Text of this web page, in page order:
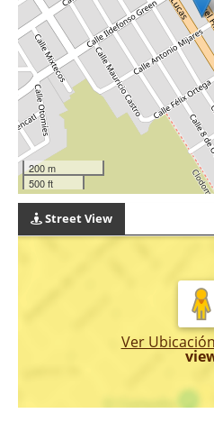
200 m
500 ft
Street View
Ver Ubicación